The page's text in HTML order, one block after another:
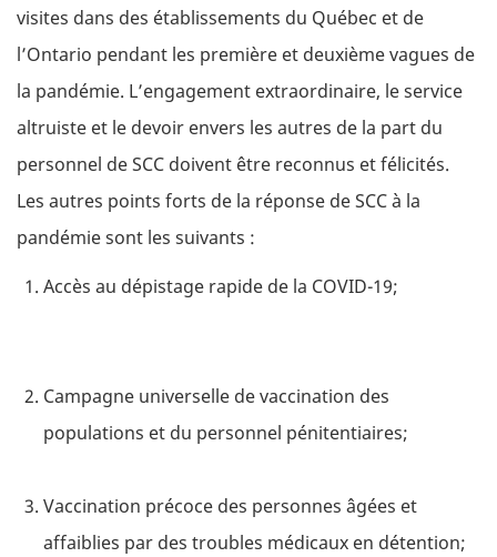
visites dans des établissements du Québec et de
l’Ontario pendant les première et deuxième vagues de
la pandémie. L’engagement extraordinaire, le service
altruiste et le devoir envers les autres de la part du
personnel de SCC doivent être reconnus et félicités.
Les autres points forts de la réponse de SCC à la
pandémie sont les suivants :
Accès au dépistage rapide de la COVID-19;
Campagne universelle de vaccination des
populations et du personnel pénitentiaires;
Vaccination précoce des personnes âgées et
affaiblies par des troubles médicaux en détention;